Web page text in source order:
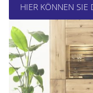
HIER KÖNNEN SIE